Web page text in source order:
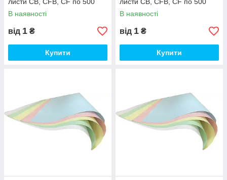
аркушів CB, А3 (30,50х43 см),
Білий
В наявності
від 1 ₴
Купити
аркушів CB, А4 (21х29,70 см),
Жовтий
В наявності
від 1 ₴
Купити